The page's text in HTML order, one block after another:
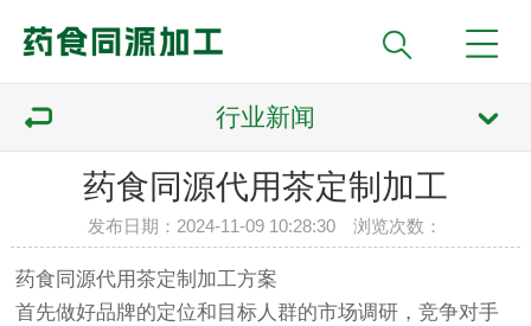
行业新闻
药食同源代用茶定制加工
发布日期：2024-11-09 10:28:30 浏览次数：
药食同源代用茶定制加工方案
首先做好品牌的定位和目标人群的市场调研，竞争对手